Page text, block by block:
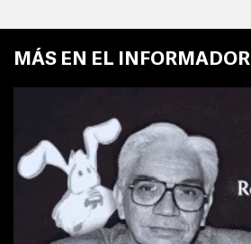
MÁS EN EL INFORMADOR